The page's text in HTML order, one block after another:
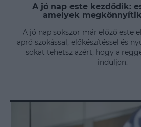
A jó nap este kezdődik:
amelyek
A jó nap sokszor már előző este
apró szokással, előkészítéssel és
sokat tehetsz azért, hogy a
induljon.